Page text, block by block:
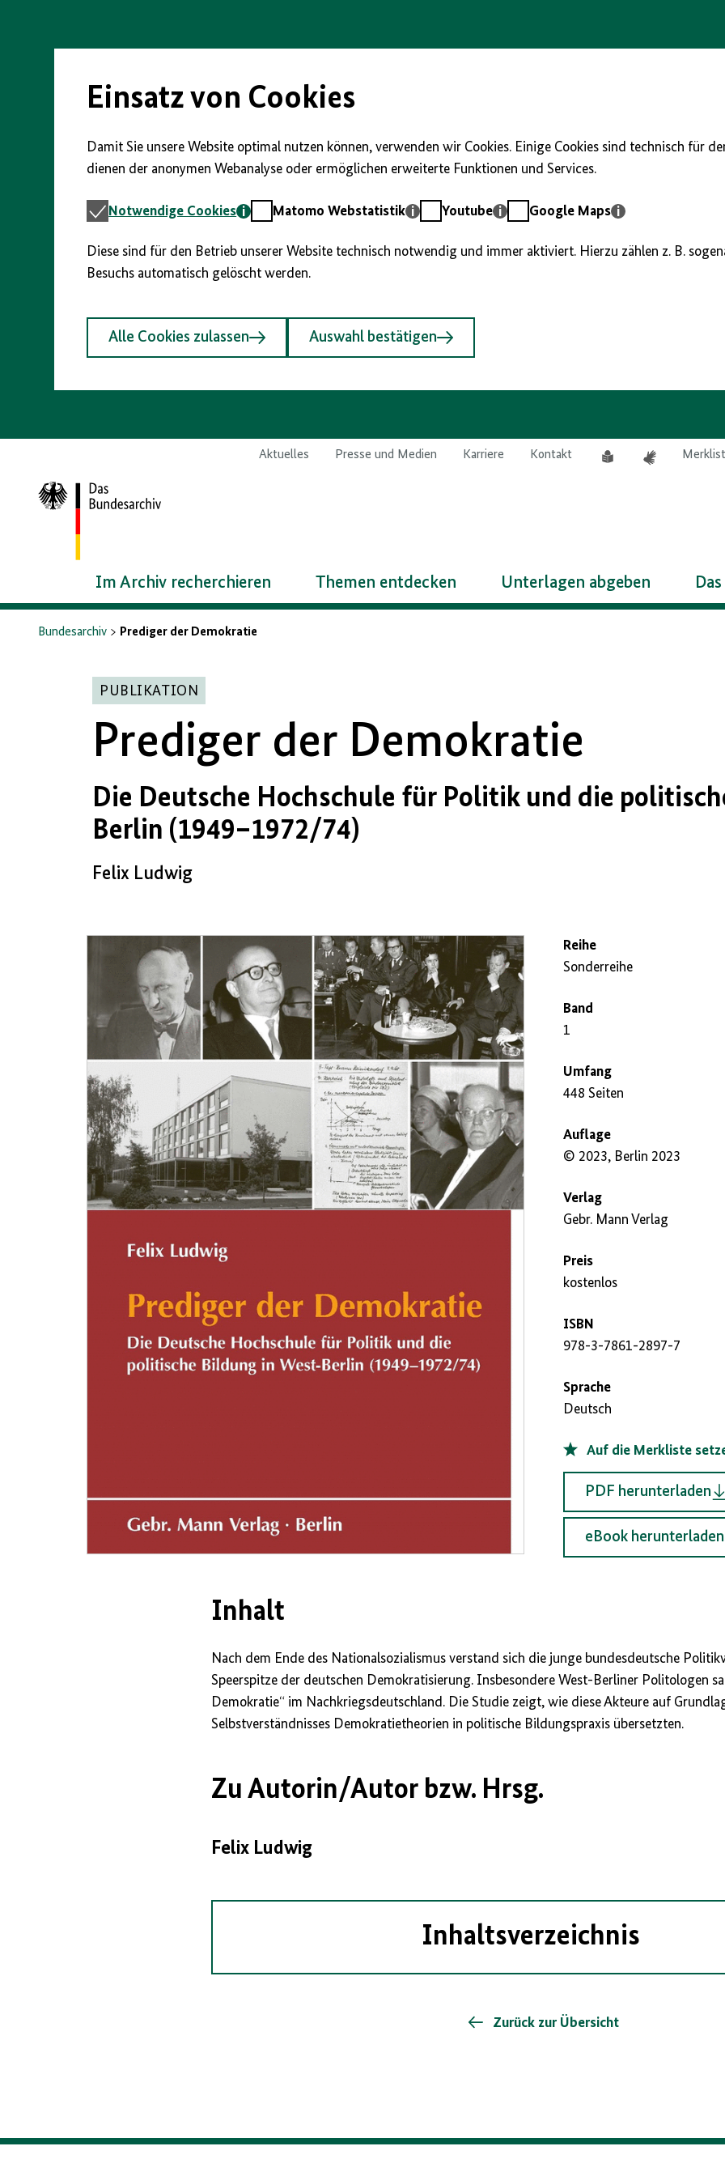
Seiteninhalt
Einsatz von Cookies
Damit Sie unsere Website optimal nutzen können, verwenden wir Cookies. Einige Cookies sind technisch für
dienen der anonymen Webanalyse oder ermöglichen erweiterte Funktionen und Services.
Notwendige
Notwendige Cookies
MatomoMatomo Webstatistik YoutubeYoutube
GoogleGoogle Maps
Diese sind für den Betrieb unserer Website technisch notwendig und immer aktiviert. Hierzu zählen z. B.
Besuchs automatisch gelöscht werden.
Alle Cookies zulassen Auswahl bestätigen
Aktuelles Presse und Medien Karriere Kontakt
Leichte
Zur
Startseite
Im Archiv recherchieren Themen entdecken Unterlagen abgeben
Bundesarchiv Prediger der Demokratie
PUBLIKATION
Prediger der Demokratie
Die Deutsche Hochschule für Politik und die
Berlin (1949–1972/74)
Felix Ludwig
Reihe
Sonderreihe
Band
1
Umfang
448 Seiten
Auflage
© 2023, Berlin 2023
Verlag
Gebr. Mann Verlag
Preis
kostenlos
ISBN
978-3-7861-2897-7
Sprache
Deutsch
Auf die Merkliste
PDF herunterladen
eBook herunterladen
Inhalt
Nach dem Ende des Nationalsozialismus verstand sich die junge bundesdeutsche
Speerspitze der deutschen Demokratisierung. Insbesondere West-Berliner Politologen
Demokratie“ im Nachkriegsdeutschland. Die Studie zeigt, wie diese Akteure auf
Selbstverständnisses Demokratietheorien in politische Bildungspraxis übersetzten.
Zu Autorin/Autor bzw. Hrsg.
Felix Ludwig
Inhaltsverzeichnis
Zurück zur Übersicht